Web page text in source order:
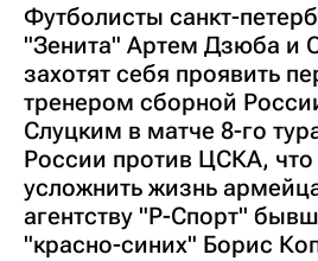
Футболисты санкт-
"Зенита" Артем Дзюба и
захотят себя проявить
тренером сборной
Слуцким в матче 8-го
России против ЦСКА,
усложнить жизнь
агентству "Р-Спорт"
"красно-синих" Борис